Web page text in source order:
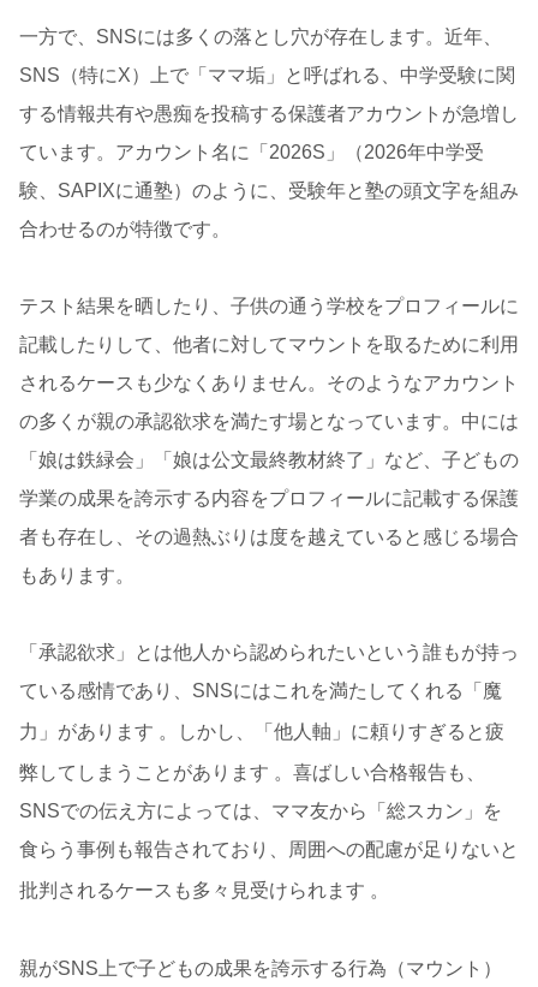
一方で、SNSには多くの落とし穴が存在します。近年、
SNS（特にX）上で「ママ垢」と呼ばれる、中学受験に関
する情報共有や愚痴を投稿する保護者アカウントが急増し
ています。アカウント名に「2026S」（2026年中学受
験、SAPIXに通塾）のように、受験年と塾の頭文字を組み
合わせるのが特徴です。
テスト結果を晒したり、子供の通う学校をプロフィールに
記載したりして、他者に対してマウントを取るために利用
されるケースも少なくありません。そのようなアカウント
の多くが親の承認欲求を満たす場となっています。中には
「娘は鉄緑会」「娘は公文最終教材終了」など、子どもの
学業の成果を誇示する内容をプロフィールに記載する保護
者も存在し、その過熱ぶりは度を越えていると感じる場合
もあります。
「承認欲求」とは他人から認められたいという誰もが持っ
ている感情であり、SNSにはこれを満たしてくれる「魔
力」があります 。しかし、「他人軸」に頼りすぎると疲
弊してしまうことがあります 。喜ばしい合格報告も、
SNSでの伝え方によっては、ママ友から「総スカン」を
食らう事例も報告されており、周囲への配慮が足りないと
批判されるケースも多々見受けられます 。
親がSNS上で子どもの成果を誇示する行為（マウント）